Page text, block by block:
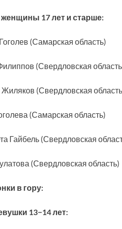
17 лет и старше:
(Самарская область)
(Свердловская
(Свердловская
(Самарская область)
Гайбель (Свердловская
(Свердловская область)
в гору:
13−14 лет: